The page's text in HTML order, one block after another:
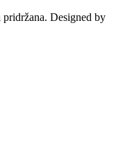
Designed by